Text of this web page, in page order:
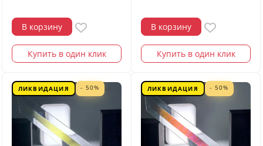
В корзину
Купить в один клик
В корзину
Купить в один клик
ЛИКВИДАЦИЯ - 50% ЛИКВИДАЦИЯ - 50%